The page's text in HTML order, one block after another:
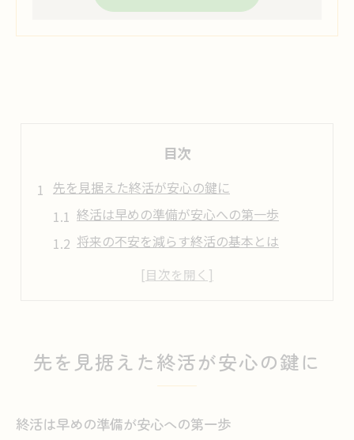
目次
先を見据えた終活が安心の鍵に
終活は早めの準備が安心への第一歩
将来の不安を減らす終活の基本とは
終活で心の備えと資金計画を万全に
終活を後回しにするリスクと現実的課題
身寄りがない場合の終活リスクを解説
先を見据えた終活が安心の鍵に
終活は早めの準備が安心への第一歩